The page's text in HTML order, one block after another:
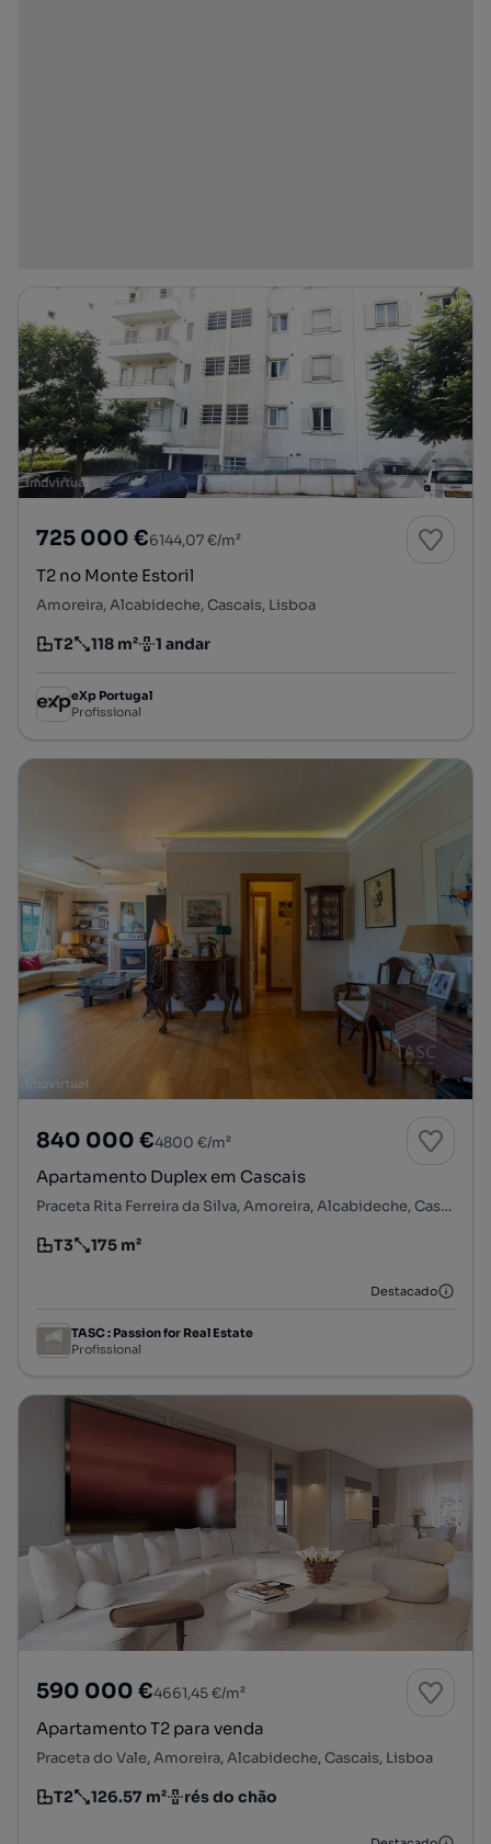
725 000 €6144,07 €/m²
T2 no Monte Estoril
Amoreira, Alcabideche, Cascais, Lisboa
Tipologia
T2
Preço por metro quadrado
118 m²
Andar 1 andar
eXp Portugal
Profissional
840 000 €4800 €/m²
Apartamento Duplex em Cascais
Praceta Rita Ferreira da Silva, Amoreira, Alcabideche, Cascais, Lisboa
Tipologia
T3
Preço por metro quadrado
175 m²
Destacado
TASC : Passion for Real Estate
Profissional
590 000 €4661,45 €/m²
Apartamento T2 para venda
Praceta do Vale, Amoreira, Alcabideche, Cascais, Lisboa
Tipologia
T2
Preço por metro quadrado
126.57 m²
Andar rés do chão